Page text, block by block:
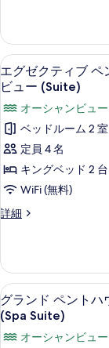
ー
シ
ャ
ル
オ
ー
シ
ャ
ン
ビ
の
す
べ
て
シ
ャ
ル
オ
シ
ャ
ン
ビ
ュ
ー
詳
ベ
ッ
ド
ル
ー
ム
テ
ラ
ス
オ
シ
ャ
ン
ビ
ュ
ペ
ン
ト
ハ
ウ
ス
2
ベ
ッ
ド
ー
ム
テ
オ
シ
ャ
ン
ビ
エ
グ
ゼ
ク
テ
ィ
ブ
ペ
ハ
ウ
ス
2
6
エグゼクティブ ペ
ビュー (Suite)
オーシャンビュー
ベッドルーム 2 室
定員 4 名
キングベッド 2 台
WiFi (無料)
詳細
エ
テ
ィ
ブ
ペ
ン
ト
グ
ラ
ン
7
グランド ペントハ
(Spa Suite)
オーシャンビュー